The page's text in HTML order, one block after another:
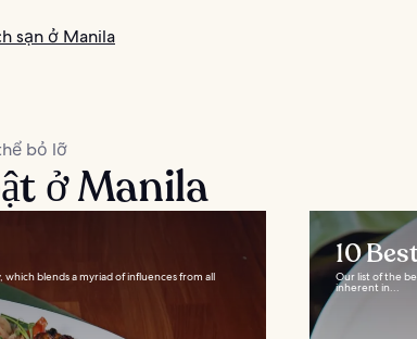
sạn ở Manila
bỏ lỡ
ở Manila
blends a myriad of influences from all
10
Our list of the
inherent in...